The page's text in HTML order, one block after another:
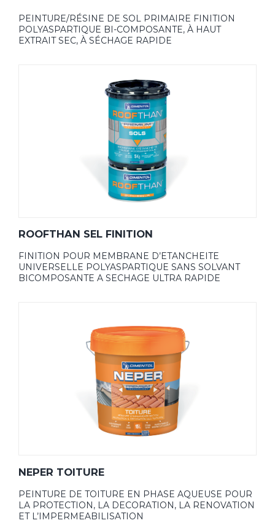
PEINTURE/RÉSINE DE SOL PRIMAIRE FINITION
POLYASPARTIQUE BI-COMPOSANTE, À HAUT
EXTRAIT SEC, À SÉCHAGE RAPIDE
ROOFTHAN SEL FINITION
FINITION POUR MEMBRANE D’ETANCHEITE
UNIVERSELLE POLYASPARTIQUE SANS SOLVANT
BICOMPOSANTE A SECHAGE ULTRA RAPIDE
NEPER TOITURE
PEINTURE DE TOITURE EN PHASE AQUEUSE POUR
LA PROTECTION, LA DECORATION, LA RENOVATION
ET L’IMPERMEABILISATION